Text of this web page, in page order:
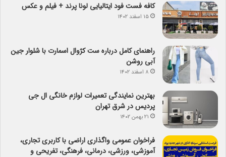
کافه فست فود ایتالیایی لونا پرند + فیلم و عکس
۱۵ اسفند ۱۴۰۲
راهنمای کامل درباره ست کژوال اسمارت با شلوار جین
آبی روشن
۸ اسفند ۱۴۰۲
بهترین نمایندگی تعمیرات لوازم خانگی ال جی
پردیس در شرق تهران
۲۱ بهمن ۱۴۰۲
فراخوان عمومی واگذاری اراضی با کاربری تجاری،
آموزشی، ورزشی، درمانی، فرهنگی، تفریحی و